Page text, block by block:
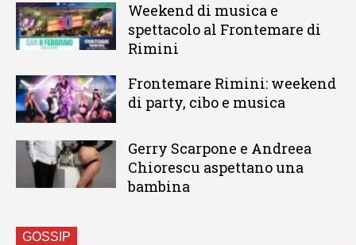
Weekend di musica e
spettacolo al Frontemare di
Rimini
Frontemare Rimini: weekend
di party, cibo e musica
Gerry Scarpone e Andreea
Chiorescu aspettano una
bambina
GOSSIP